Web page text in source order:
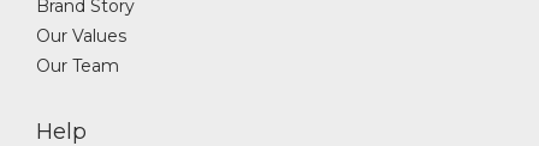
Brand Story
Our Values
Our Team
Help